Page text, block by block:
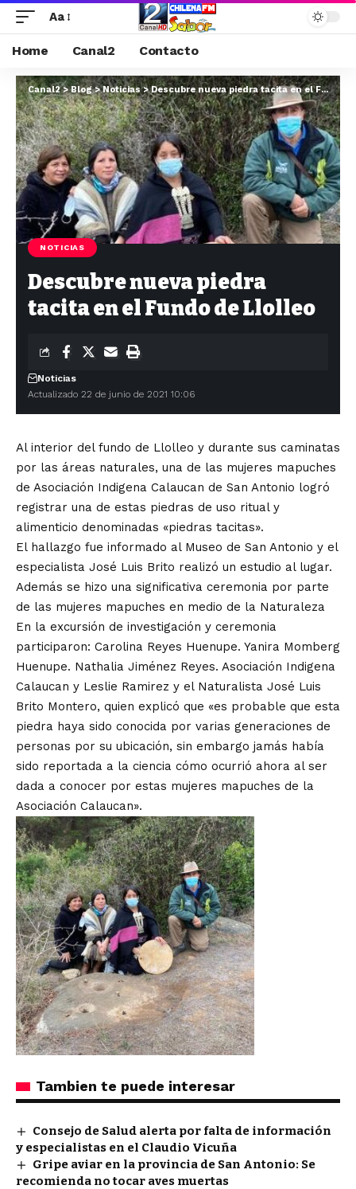
Aa
Home Canal2 Contacto
Canal2>Blog>Noticias>Descubre nueva piedra tacita en el Fundo de Llolleo
NOTICIAS
Descubre nueva piedra
tacita en el Fundo de Llolleo
Actualizado 22 de junio de 2021 10:06
Noticias
Al interior del fundo de Llolleo y durante sus caminatas
por las áreas naturales, una de las mujeres mapuches
de Asociación Indigena Calaucan de San Antonio logró
registrar una de estas piedras de uso ritual y
alimenticio denominadas «piedras tacitas».
El hallazgo fue informado al Museo de San Antonio y el
especialista José Luis Brito realizó un estudio al lugar.
Además se hizo una significativa ceremonia por parte
de las mujeres mapuches en medio de la Naturaleza
En la excursión de investigación y ceremonia
participaron: Carolina Reyes Huenupe. Yanira Momberg
Huenupe. Nathalia Jiménez Reyes. Asociación Indigena
Calaucan y Leslie Ramirez y el Naturalista José Luis
Brito Montero, quien explicó que «es probable que esta
piedra haya sido conocida por varias generaciones de
personas por su ubicación, sin embargo jamás había
sido reportada a la ciencia cómo ocurrió ahora al ser
dada a conocer por estas mujeres mapuches de la
Asociación Calaucan».
Tambien te puede interesar
Consejo de Salud alerta por falta de información
y especialistas en el Claudio Vicuña
Gripe aviar en la provincia de San Antonio: Se
recomienda no tocar aves muertas